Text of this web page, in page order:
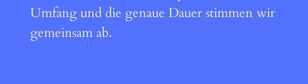
Umfang und die genaue Dauer stimmen wir
gemeinsam ab.